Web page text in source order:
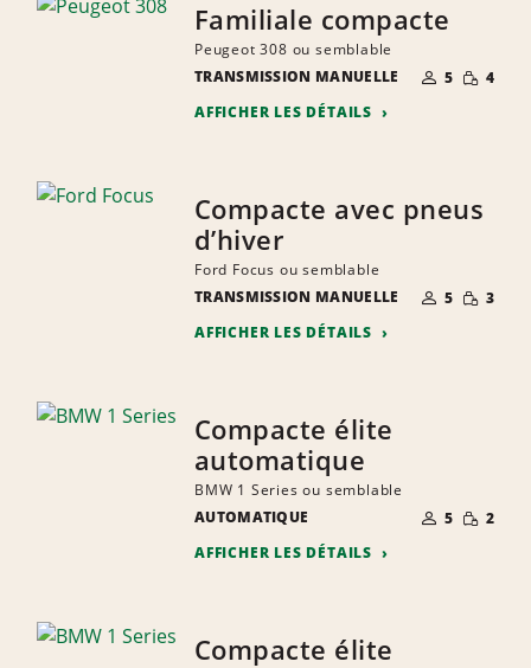
Familiale compacte
Peugeot 308 ou semblable
TRANSMISSION MANUELLE
NOMBRE DE
PERSONNES
5 RÉDUITE
4
AFFICHER LES DÉTAILS
Compacte avec pneus
d’hiver
Ford Focus ou semblable
TRANSMISSION MANUELLE
NOMBRE DE
PERSONNES
5 RÉDUITE
3
AFFICHER LES DÉTAILS
Compacte élite
automatique
BMW 1 Series ou semblable
AUTOMATIQUE
NOMBRE DE
PERSONNES
5 RÉDUITE
2
AFFICHER LES DÉTAILS
Compacte élite